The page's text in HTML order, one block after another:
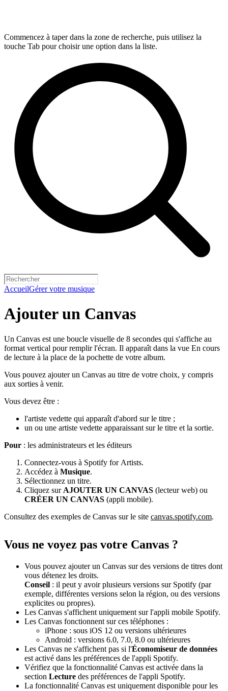
Commencez à taper dans la zone de recherche, puis utilisez la
touche Tab pour choisir une option dans la liste.
AccueilGérer votre musique
Ajouter un Canvas
Un Canvas est une boucle visuelle de 8 secondes qui s'affiche au
format vertical pour remplir l'écran. Il apparaît dans la vue En cours
de lecture à la place de la pochette de votre album.
Vous pouvez ajouter un Canvas au titre de votre choix, y compris
aux sorties à venir.
Vous devez être :
l'artiste vedette qui apparaît d'abord sur le titre ;
un ou une artiste vedette apparaissant sur le titre et la sortie.
Pour : les administrateurs et les éditeurs
Connectez-vous à Spotify for Artists.
Accédez à Musique.
Sélectionnez un titre.
Cliquez sur AJOUTER UN CANVAS (lecteur web) ou
CRÉER UN CANVAS (appli mobile).
Consultez des exemples de Canvas sur le site canvas.spotify.com.
Vous ne voyez pas votre Canvas ?
Vous pouvez ajouter un Canvas sur des versions de titres dont
vous détenez les droits.
Conseil : il peut y avoir plusieurs versions sur Spotify (par
exemple, différentes versions selon la région, ou des versions
explicites ou propres).
Les Canvas s'affichent uniquement sur l'appli mobile Spotify.
Les Canvas fonctionnent sur ces téléphones :
iPhone : sous iOS 12 ou versions ultérieures
Android : versions 6.0, 7.0, 8.0 ou ultérieures
Les Canvas ne s'affichent pas si l'Économiseur de données
est activé dans les préférences de l'appli Spotify.
Vérifiez que la fonctionnalité Canvas est activée dans la
section Lecture des préférences de l'appli Spotify.
La fonctionnalité Canvas est uniquement disponible pour les